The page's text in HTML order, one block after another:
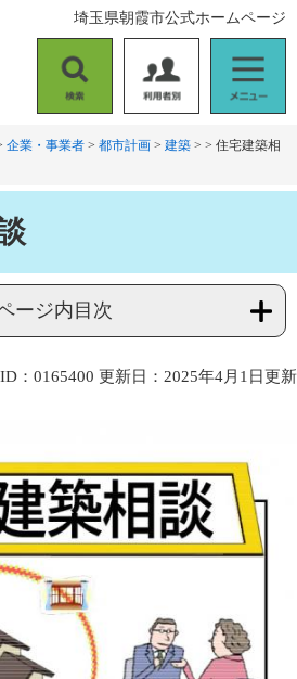
索
用
者
ニ
ュ
埼玉県朝霞市公式ホームページ
企業・事業者 > 都市計画 > 建築 > > 住宅建築相
ージ内目次
：0165400 更新日：2025年4月1日更新